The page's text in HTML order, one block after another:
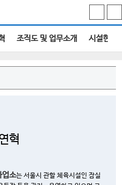
조직도 및 업무소개 시설현황
혁
업소는 서울시 관할 체육시설인 잠실